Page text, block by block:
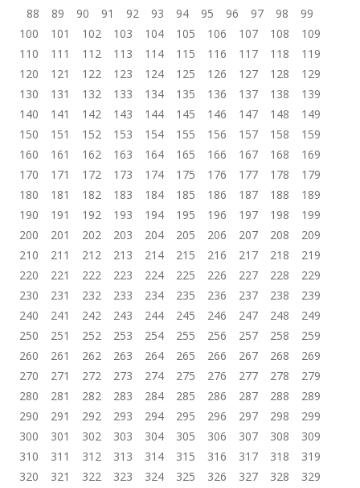
88
89 90 91 92 93 94 95 96 97 98
99
100
101 102 103 104 105 106 107 108
109
110
111 112 113 114 115 116 117 118
119
120
121 122 123 124 125 126 127 128
129
130
131 132 133 134 135 136 137 138
139
140
141 142 143 144 145 146 147 148
149
150
151 152 153 154 155 156 157 158
159
160
161 162 163 164 165 166 167 168
169
170
171 172 173 174 175 176 177 178
179
180
181 182 183 184 185 186 187 188
189
190
191 192 193 194 195 196 197 198
199
200
201 202 203 204 205 206 207 208
209
210
211 212 213 214 215 216 217 218
219
220
221 222 223 224 225 226 227 228
229
230
231 232 233 234 235 236 237 238
239
240
241 242 243 244 245 246 247 248
249
250
251 252 253 254 255 256 257 258
259
260
261 262 263 264 265 266 267 268
269
270
271 272 273 274 275 276 277 278
279
280
281 282 283 284 285 286 287 288
289
290
291 292 293 294 295 296 297 298
299
300
301 302 303 304 305 306 307 308
309
310
311 312 313 314 315 316 317 318
319
320
321 322 323 324 325 326 327 328
329